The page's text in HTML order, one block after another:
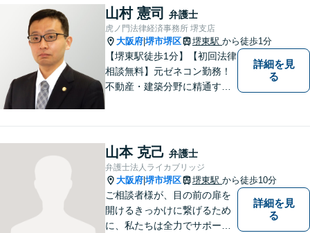
山村 憲司 弁護士
虎ノ門法律経済事務所 堺支店
大阪府 堺市堺区 堺東駅 から徒歩1分
【堺東駅徒歩1分】【初回法律
相談無料】元ゼネコン勤務！
不動産・建築分野に精通する
す！全国の支店ネットワーク
を活かし、迅速な解決を目指
します。【夜間土日祝可】
詳細を見
る
山本 克己 弁護士
弁護士法人ライカブリッジ
大阪府 堺市堺区 堺東駅 から徒歩10分
ご相談者様が、目の前の扉を
開けるきっかけに繋げるため
に、私たちは全力でサポート
詳細を見
る